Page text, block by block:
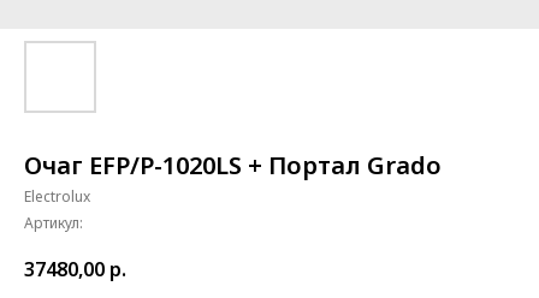
Очаг EFP/P-1020LS + Портал Grado
Electrolux
Артикул:
37480,00 р.